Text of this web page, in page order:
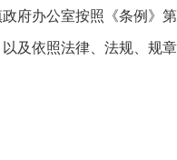
府办公室按照《条例》
及依照法律、法规、规